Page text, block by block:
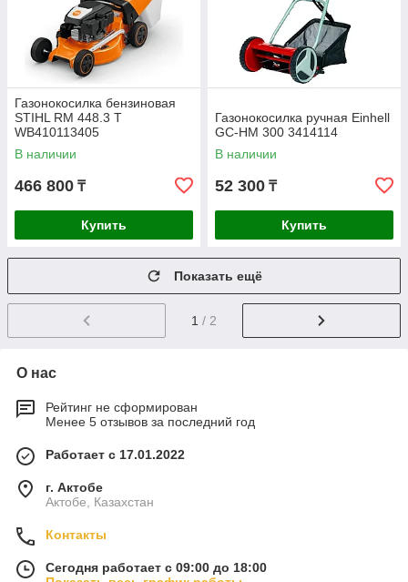
Газонокосилка бензиновая
STIHL RM 448.3 T
WB410113405
В наличии
466 800 ₸
Купить
Газонокосилка ручная Einhell
GC-HM 300 3414114
В наличии
52 300 ₸
Купить
Показать ещё
1 / 2
О нас
Рейтинг не сформирован
Менее 5 отзывов за последний год
Работает с 17.01.2022
г. Актобе
Актобе, Казахстан
Контакты
Сегодня работает с 09:00 до 18:00